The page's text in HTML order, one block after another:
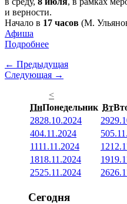
и верности.
Начало в 17 часов (М.
Афиша
Подробнее
← Предыдущая
Следующая →
<
ПнПонедельник Вт
2828.10.2024 29
404.11.2024 5
1111.11.2024 12
1818.11.2024 19
2525.11.2024 26
Сегодня